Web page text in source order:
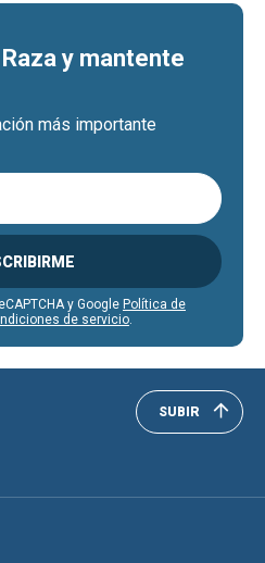
y mantente
más importante
y Google Política de
de servicio
SUBIR